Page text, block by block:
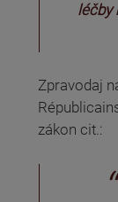
léčby
Zpravodaj
zákon cit.: